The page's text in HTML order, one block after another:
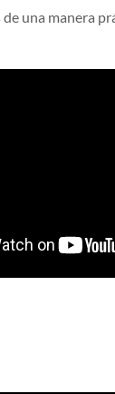
una manera